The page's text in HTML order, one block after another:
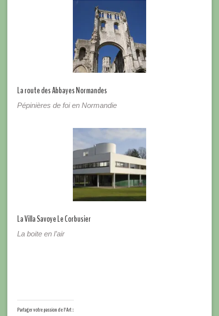
La route des Abbayes Normandes
Pépinières de foi en Normandie
La Villa Savoye Le Corbusier
La boite en l’air
Partager votre passion de l'Art :